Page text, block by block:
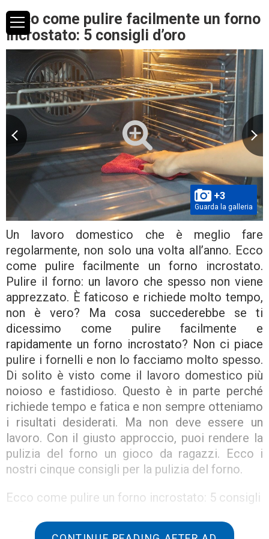
Ecco come pulire facilmente un forno
incrostato: 5 consigli d’oro
+3
Guarda la galleria
Un lavoro domestico che è meglio fare
regolarmente, non solo una volta all’anno. Ecco
come pulire facilmente un forno incrostato.
Pulire il forno: un lavoro che spesso non viene
apprezzato. È faticoso e richiede molto tempo,
non è vero? Ma cosa succederebbe se ti
dicessimo come pulire facilmente e
rapidamente un forno incrostato? Non ci piace
pulire i fornelli e non lo facciamo molto spesso.
Di solito è visto come il lavoro domestico più
noioso e fastidioso. Questo è in parte perché
richiede tempo e fatica e non sempre otteniamo
i risultati desiderati. Ma non deve essere un
lavoro. Con il giusto approccio, puoi rendere la
pulizia del forno un gioco da ragazzi. Ecco i
nostri cinque consigli per la pulizia del forno.
Ecco come pulire un forno incrostato: 5 consigli
1. Pulisci regolarmente il forno